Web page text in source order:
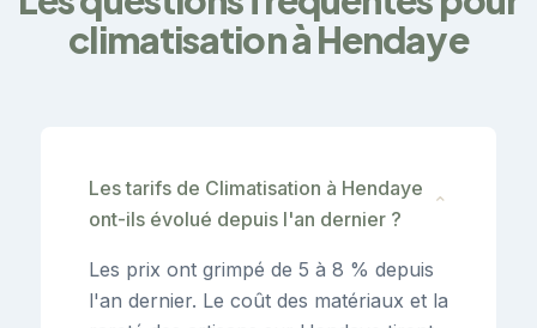
climatisation à Hendaye
Les tarifs de Climatisation à Hendaye
ont-ils évolué depuis l'an dernier ?
⌄
Les prix ont grimpé de 5 à 8 % depuis
l'an dernier. Le coût des matériaux et la